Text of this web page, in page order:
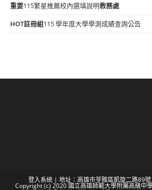
重要115繁星推薦校內選填說明教務處
HOT註冊組115 學年度大學學測成績查詢公告
登入系統 | 地址：高雄市苓雅區凱旋二路89
Copyright (c) 2020 國立高雄師範大學附屬高級中